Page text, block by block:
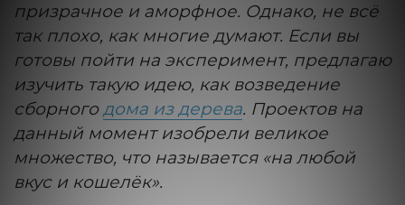
призрачное и аморфное. Однако, не всё
так плохо, как многие думают. Если вы
готовы пойти на эксперимент, предлагаю
изучить такую идею, как возведение
сборногодома из дерева. Проектов на
данный момент изобрели великое
множество, что называется «на любой
вкус и кошелёк».